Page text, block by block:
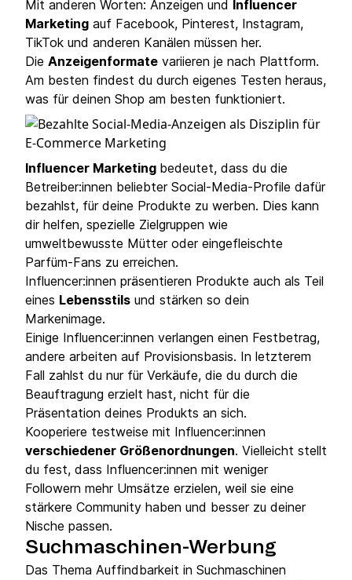
Mit anderen Worten: Anzeigen und Influencer
Marketing auf Facebook, Pinterest, Instagram,
TikTok und anderen Kanälen müssen her.
Die Anzeigenformate variieren je nach Plattform.
Am besten findest du durch eigenes Testen heraus,
was für deinen Shop am besten funktioniert.
Influencer Marketing bedeutet, dass du die
Betreiber:innen beliebter Social-Media-Profile dafür
bezahlst, für deine Produkte zu werben. Dies kann
dir helfen, spezielle Zielgruppen wie
umweltbewusste Mütter oder eingefleischte
Parfüm-Fans zu erreichen.
Influencer:innen präsentieren Produkte auch als Teil
eines Lebensstils und stärken so dein
Markenimage.
Einige Influencer:innen verlangen einen Festbetrag,
andere arbeiten auf Provisionsbasis. In letzterem
Fall zahlst du nur für Verkäufe, die du durch die
Beauftragung erzielt hast, nicht für die
Präsentation deines Produkts an sich.
Kooperiere testweise mit Influencer:innen
verschiedener Größenordnungen. Vielleicht stellt
du fest, dass Influencer:innen mit weniger
Followern mehr Umsätze erzielen, weil sie eine
stärkere Community haben und besser zu deiner
Nische passen.
Suchmaschinen-Werbung
Das Thema Auffindbarkeit in Suchmaschinen